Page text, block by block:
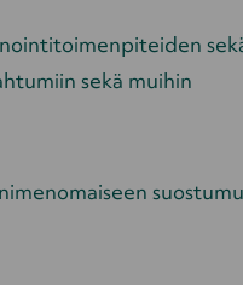
sekä muihin